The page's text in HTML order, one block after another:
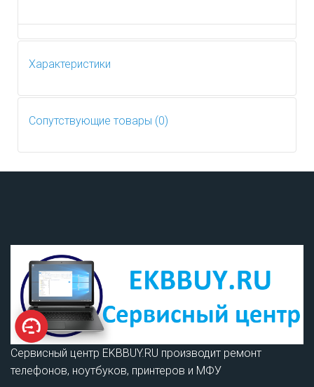
Характеристики
Сопутствующие товары (0)
Сервисный центр EKBBUY.RU производит ремонт
телефонов, ноутбуков, принтеров и МФУ